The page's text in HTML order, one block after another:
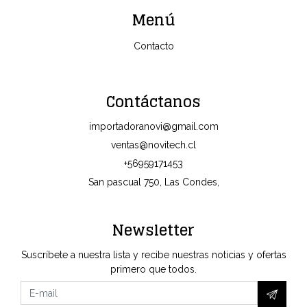
Menú
Contacto
Contáctanos
importadoranovi@gmail.com
ventas@novitech.cl
+56959171453
San pascual 750, Las Condes,
Newsletter
Suscríbete a nuestra lista y recibe nuestras noticias y ofertas
primero que todos.